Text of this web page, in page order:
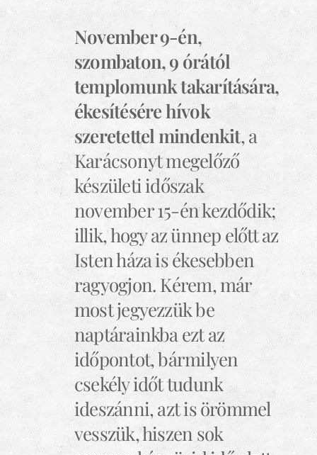
November 9-én,
szombaton, 9 órától
templomunk takarítására,
ékesítésére hívok
szeretettel mindenkit, a
Karácsonyt megelőző
készületi időszak
november 15-én kezdődik;
illik, hogy az ünnep előtt az
Isten háza is ékesebben
ragyogjon. Kérem, már
most jegyezzük be
naptárainkba ezt az
időpontot, bármilyen
csekély időt tudunk
ideszánni, azt is örömmel
vesszük, hiszen sok